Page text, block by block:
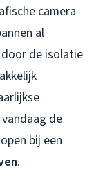
camera
al
de isolatie
de
bij een
.